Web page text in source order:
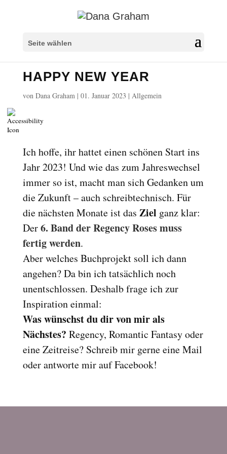
Seite wählen
HAPPY NEW YEAR
von Dana Graham| 01. Januar 2023 | Allgemein
Ich hoffe, ihr hattet einen schönen Start ins
Jahr 2023! Und wie das zum Jahreswechsel
immer so ist, macht man sich Gedanken um
die Zukunft – auch schreibtechnisch. Für
die nächsten Monate ist das Ziel ganz klar:
Der6. Band der Regency Roses muss
fertig werden.
Aber welches Buchprojekt soll ich dann
angehen? Da bin ich tatsächlich noch
unentschlossen. Deshalb frage ich zur
Inspiration einmal:
Was wünschst du dir von mir als
Nächstes? Regency, Romantic Fantasy oder
eine Zeitreise? Schreib mir gerne eine Mail
oder antworte mir auf Facebook!
Überschriften markieren
settings
zoom_out Herauszoomen
zoom_in Vergrößern
add_circle_outline
spellcheck
brightness_high Heller Kontrast
brightness_low Dunkler Kontrast
format_underlined Links unterstreichen
font_download Links markieren
options